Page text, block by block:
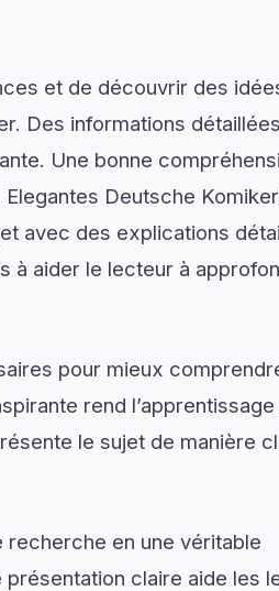
et de découvrir des
Des informations
Une bonne
Deutsche
avec des explications
à aider le lecteur à
pour mieux
rend l’apprentissage
le sujet de manière
en une véritable
claire aide les